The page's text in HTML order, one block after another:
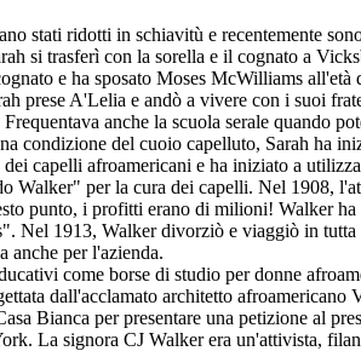
stati ridotti in schiavitù e recentemente
si trasferì con la sorella e il cognato a
e ha sposato Moses McWilliams all'età
prese A'Lelia e andò a vivere con i suoi
anche la scuola serale quando
condizione del cuoio capelluto, Sarah ha
capelli afroamericani e ha iniziato a
Walker" per la cura dei capelli. Nel 1908,
punto, i profitti erano di milioni! Walker ha
Nel 1913, Walker divorziò e viaggiò in
anche per l'azienda.
come borse di studio per donne
dall'acclamato architetto afroamericano
Bianca per presentare una petizione al
La signora CJ Walker era un'attivista,